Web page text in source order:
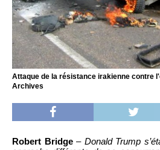
Attaque de la résistance irakienne contre
Archives
Robert Bridge– Donald Trump